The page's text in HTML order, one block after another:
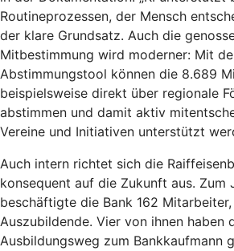
Routineprozessen, der Mensch
der klare Grundsatz. Auch die
Mitbestimmung wird moderner: Mit
Abstimmungstool können die 8.689
beispielsweise direkt über regionale
abstimmen und damit aktiv
Vereine und Initiativen unterstützt
Auch intern richtet sich die
konsequent auf die Zukunft aus. Zum
beschäftigte die Bank 162
Auszubildende. Vier von ihnen haben
Ausbildungsweg zum Bankkaufmann